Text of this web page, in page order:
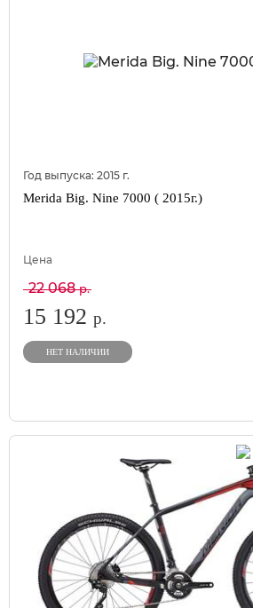
Год выпуска: 2015 г.
Merida Big. Nine 7000 ( 2015г.)
Цена
22 068р.
15 192 р.
НЕТ НАЛИЧИИ